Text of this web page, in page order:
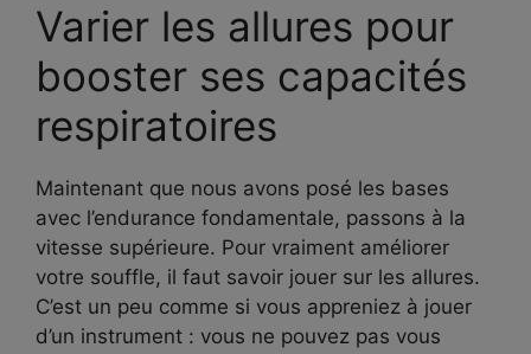
Varier les allures pour
booster ses capacités
respiratoires
Maintenant que nous avons posé les bases
avec l’endurance fondamentale, passons à la
vitesse supérieure. Pour vraiment améliorer
votre souffle, il faut savoir jouer sur les allures.
C’est un peu comme si vous appreniez à jouer
d’un instrument : vous ne pouvez pas vous